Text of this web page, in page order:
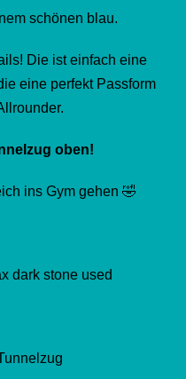
schönen blau.
Die ist einfach eine
eine perfekt Passform
oben!
ins Gym gehen 🤣
dark stone used